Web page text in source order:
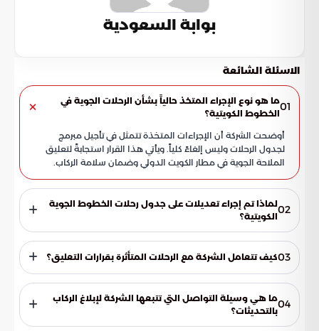
بوابة السعودية
الاسئلة الشائعة
01ما هو نوع الإجراء المتخذ حالياً بشأن الرحلات الجوية في
الخطوط الكويتية؟
أوضحت الشركة أن الإجراءات المتخذة تتمثل في تأجيل مبرمج
لجدول الرحلات وليس إلغاءً كلياً. ويأتي هذا القرار استجابةً لتعليق
الملاحة الجوية في مطار الكويت الدولي وضمان سلامة الركاب.
02لماذا تم إجراء تعديلات على جدول رحلات الخطوط الجوية
الكويتية؟
الكويت الدولي. وتعمل الشركة حالياً بالتنسيق مع الجهات
التنظيمية لضمان استئناف الرحلات بشكل طبيعي فور استقرار
03كيف تتعامل الشركة مع الرحلات المتأثرة بقرارات التعليق؟
المسافرين وتقليل فترات الانتظار. تشمل هذه الخطة إعادة ضبط
أوقات الإقلاع والوصول بناءً على القدرة التشغيلية المتاحة للمطار
في الوقت الراهن.
04ما هي وسيلة التواصل التي تتبعها الشركة لإبلاغ الركاب
بالتحديثات؟